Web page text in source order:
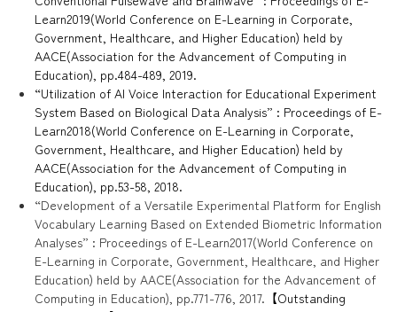
Learn2019(World Conference on E-Learning in Corporate,
Government, Healthcare, and Higher Education) held by
AACE(Association for the Advancement of Computing in
Education), pp.484-489, 2019.
“Utilization of AI Voice Interaction for Educational Experiment
System Based on Biological Data Analysis” : Proceedings of E-
Learn2018(World Conference on E-Learning in Corporate,
Government, Healthcare, and Higher Education) held by
AACE(Association for the Advancement of Computing in
Education), pp.53-58, 2018.
“Development of a Versatile Experimental Platform for English
Vocabulary Learning Based on Extended Biometric Information
Analyses” : Proceedings of E-Learn2017(World Conference on
E-Learning in Corporate, Government, Healthcare, and Higher
Education) held by AACE(Association for the Advancement of
Computing in Education), pp.771-776, 2017. 【Outstanding